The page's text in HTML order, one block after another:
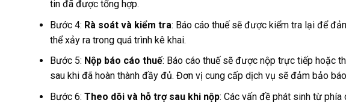
tin đã được tổng hợp.
Bước 4: Rà soát và kiểm tra: Báo cáo thuế sẽ được kiểm tra lại để
thể xảy ra trong quá trình kê khai.
Bước 5: Nộp báo cáo thuế: Báo cáo thuế sẽ được nộp trực tiếp hoặc
sau khi đã hoàn thành đầy đủ. Đơn vị cung cấp dịch vụ sẽ đảm bảo
Bước 6: Theo dõi và hỗ trợ sau khi nộp: Các vấn đề phát sinh từ